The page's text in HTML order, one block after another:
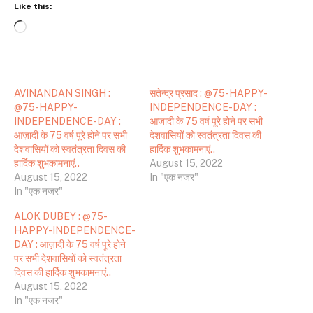
Like this:
Loading…
AVINANDAN SINGH :
@75-HAPPY-
INDEPENDENCE-DAY :
आज़ादी के 75 वर्ष पूरे होने पर सभी
देशवासियों को स्वतंत्रता दिवस की
हार्दिक शुभकामनाएं..
August 15, 2022
In "एक नजर"
सतेन्द्र प्रसाद : @75-HAPPY-
INDEPENDENCE-DAY :
आज़ादी के 75 वर्ष पूरे होने पर सभी
देशवासियों को स्वतंत्रता दिवस की
हार्दिक शुभकामनाएं..
August 15, 2022
In "एक नजर"
ALOK DUBEY : @75-
HAPPY-INDEPENDENCE-
DAY : आज़ादी के 75 वर्ष पूरे होने
पर सभी देशवासियों को स्वतंत्रता
दिवस की हार्दिक शुभकामनाएं..
August 15, 2022
In "एक नजर"